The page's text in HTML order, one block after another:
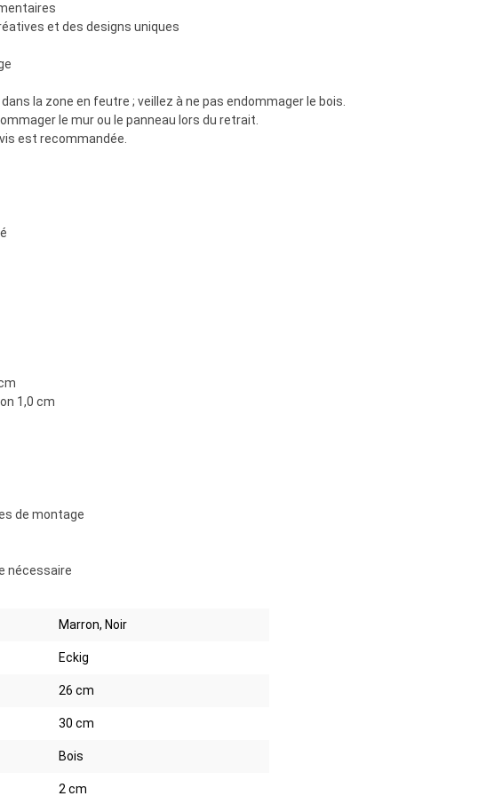
et des designs uniques
la zone en feutre ; veillez à ne pas endommager le bois.
le mur ou le panneau lors du retrait.
est recommandée.
1,0 cm
de montage
nécessaire
Marron, Noir
Eckig
26 cm
30 cm
Bois
2 cm